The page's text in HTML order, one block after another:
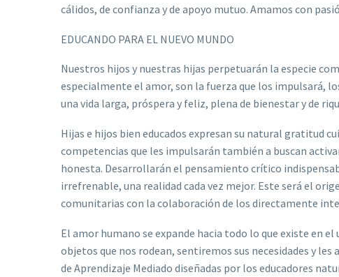
cálidos, de confianza y de apoyo mutuo. Amamos con
EDUCANDO PARA EL NUEVO MUNDO
Nuestros hijos y nuestras hijas perpetuarán la especie
especialmente el amor, son la fuerza que los impulsará,
una vida larga, próspera y feliz, plena de bienestar y de
Hijas e hijos bien educados expresan su natural gratitud
competencias que les impulsarán también a buscan
honesta. Desarrollarán el pensamiento crítico
irrefrenable, una realidad cada vez mejor. Este será el
comunitarias con la colaboración de los directamente
El amor humano se expande hacia todo lo que existe en
objetos que nos rodean, sentiremos sus necesidades y
de Aprendizaje Mediado diseñadas por los educadores